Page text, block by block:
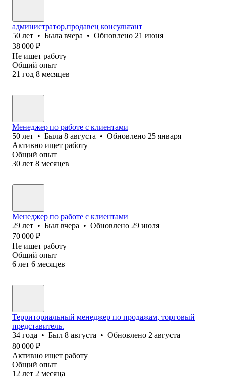
администратор,продавец консультант
50 лет • Была вчера • Обновлено 21 июня
38 000 ₽
Не ищет работу
Общий опыт
21 год 8 месяцев
Менеджер по работе с клиентами
50 лет • Была 8 августа • Обновлено 25 января
Активно ищет работу
Общий опыт
30 лет 8 месяцев
Менеджер по работе с клиентами
29 лет • Был вчера • Обновлено 29 июля
70 000 ₽
Не ищет работу
Общий опыт
6 лет 6 месяцев
Территориальный менеджер по продажам, торговый
представитель.
34 года • Был 8 августа • Обновлено 2 августа
80 000 ₽
Активно ищет работу
Общий опыт
12 лет 2 месяца